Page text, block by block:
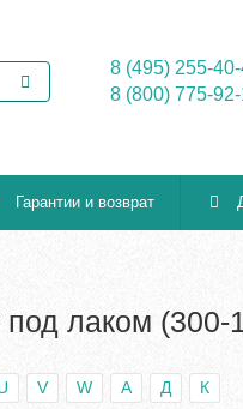
8 (495) 255-
8 (800) 775-
Гарантии и возврат
лаком (300-
V W А Д К